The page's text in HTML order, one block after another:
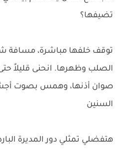
تضيفها؟
توقف خلفها مباشرة،
الصلب وظهرها. انحنى قليلاً
صوان أذنها، وهمس بصوت
السنين
هتفضلي تمثلي دور المديرة